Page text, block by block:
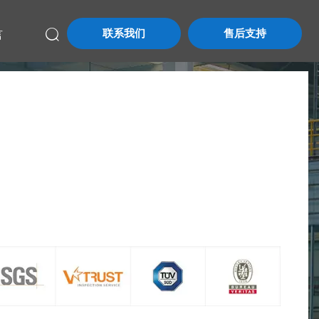
 联系我们 售后支持